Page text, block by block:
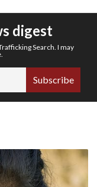
digest
Search. I may